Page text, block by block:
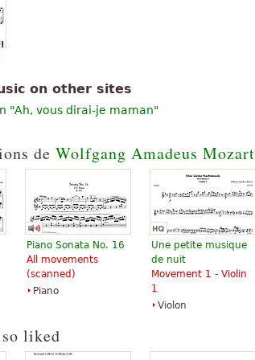
on other sites
"Ah, vous dirai-je maman"
de Wolfgang Amadeus Mozart
Piano Sonata No. 16
All movements
(scanned)
Piano
Une petite musique
de nuit
Movement 1 - Violin
1
Violon
liked